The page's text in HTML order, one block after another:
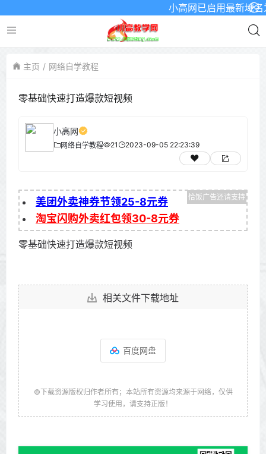
小高网已启用最新域名
主页 网络自学教程
零基础快速打造爆款短视频
小高网
网络自学教程 21 2023-09-05 22:23:39
美团外卖神券节领25-8元券
淘宝闪购外卖红包领30-8元券
零基础快速打造爆款短视频
相关文件下载地址
百度网盘
©下载资源版权归作者所有；本站所有资源均来源于网络，仅供
学习使用，请支持正版！